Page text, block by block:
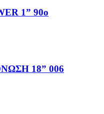
1” 90o
18” 006